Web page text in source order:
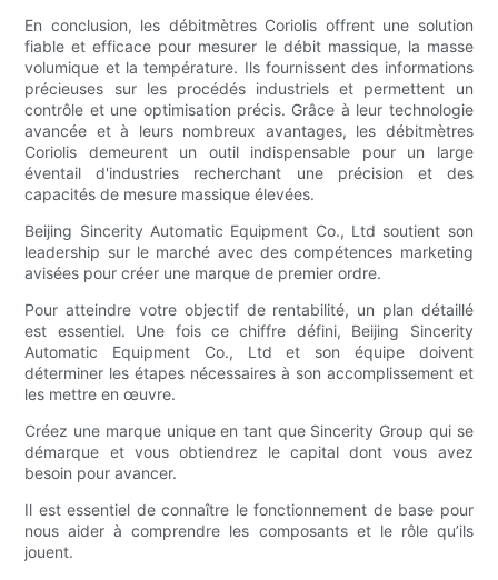
En conclusion, les débitmètres Coriolis offrent une solution
fiable et efficace pour mesurer le débit massique, la masse
volumique et la température. Ils fournissent des informations
précieuses sur les procédés industriels et permettent un
contrôle et une optimisation précis. Grâce à leur technologie
avancée et à leurs nombreux avantages, les débitmètres
Coriolis demeurent un outil indispensable pour un large
éventail d'industries recherchant une précision et des
capacités de mesure massique élevées.
Beijing Sincerity Automatic Equipment Co., Ltd soutient son
leadership sur le marché avec des compétences marketing
avisées pour créer une marque de premier ordre.
Pour atteindre votre objectif de rentabilité, un plan détaillé
est essentiel. Une fois ce chiffre défini, Beijing Sincerity
Automatic Equipment Co., Ltd et son équipe doivent
déterminer les étapes nécessaires à son accomplissement et
les mettre en œuvre.
Créez une marque unique en tant que Sincerity Group qui se
démarque et vous obtiendrez le capital dont vous avez
besoin pour avancer.
Il est essentiel de connaître le fonctionnement de base pour
nous aider à comprendre les composants et le rôle qu’ils
jouent.